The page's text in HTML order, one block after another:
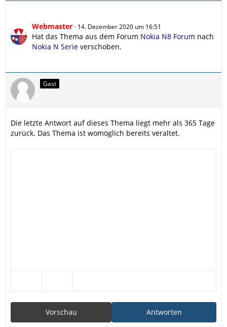
Webmaster 14. Dezember 2020 um 16:51
Hat das Thema aus dem Forum Nokia N8 Forum nach
Nokia N Serie verschoben.
Gast
Die letzte Antwort auf dieses Thema liegt mehr als 365 Tage
zurück. Das Thema ist womöglich bereits veraltet.
Antworten
Vorschau